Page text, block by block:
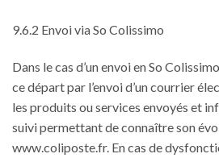
9.6.2 Envoi via So Colissimo
Dans le cas d’un envoi en So
ce départ par l’envoi d’un courrier
les produits ou services envoyés et
suivi permettant de connaître son
www.coliposte.fr. En cas de